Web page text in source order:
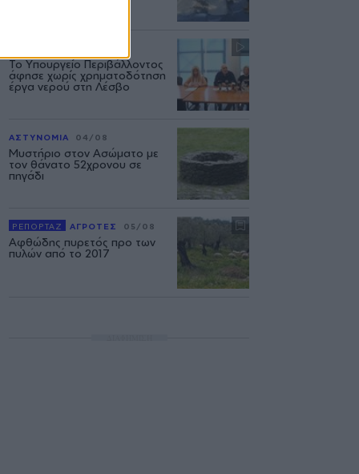
Το Υπουργείο Περιβάλλοντος
άφησε χωρίς χρηματοδότηση
έργα νερού στη Λέσβο
ΑΣΤΥΝΟΜΙΑ 04/08
Μυστήριο στον Ασώματο με
τον θάνατο 52χρονου σε
πηγάδι
ΡΕΠΟΡΤΑΖ ΑΓΡΟΤΕΣ 05/08
Αφθώδης πυρετός προ των
πυλών από το 2017